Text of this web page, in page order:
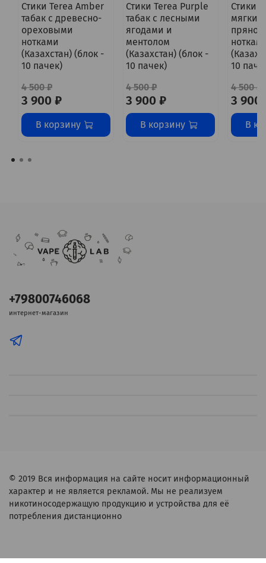
Стики Terea Amber
табак с древесно-
ореховыми
нотками
(Казахстан) (блок -
10 пачек)
4 500 ₽
3 900 ₽
В корзину
Стики Terea Purple
табак с лесными
ягодами и
ментолом
(Казахстан) (блок -
10 пачек)
4 500 ₽
3 900 ₽
В корзину
Стики
мягкий
пряно-
10
4 500 ₽
3 900
В
+79800746068
интернет-магазин
© 2019 Вся информация на сайте носит информационный
характер и не является рекламой. Мы не реализуем
никотиносодержащую продукцию и устройства для её
потребления дистанционно